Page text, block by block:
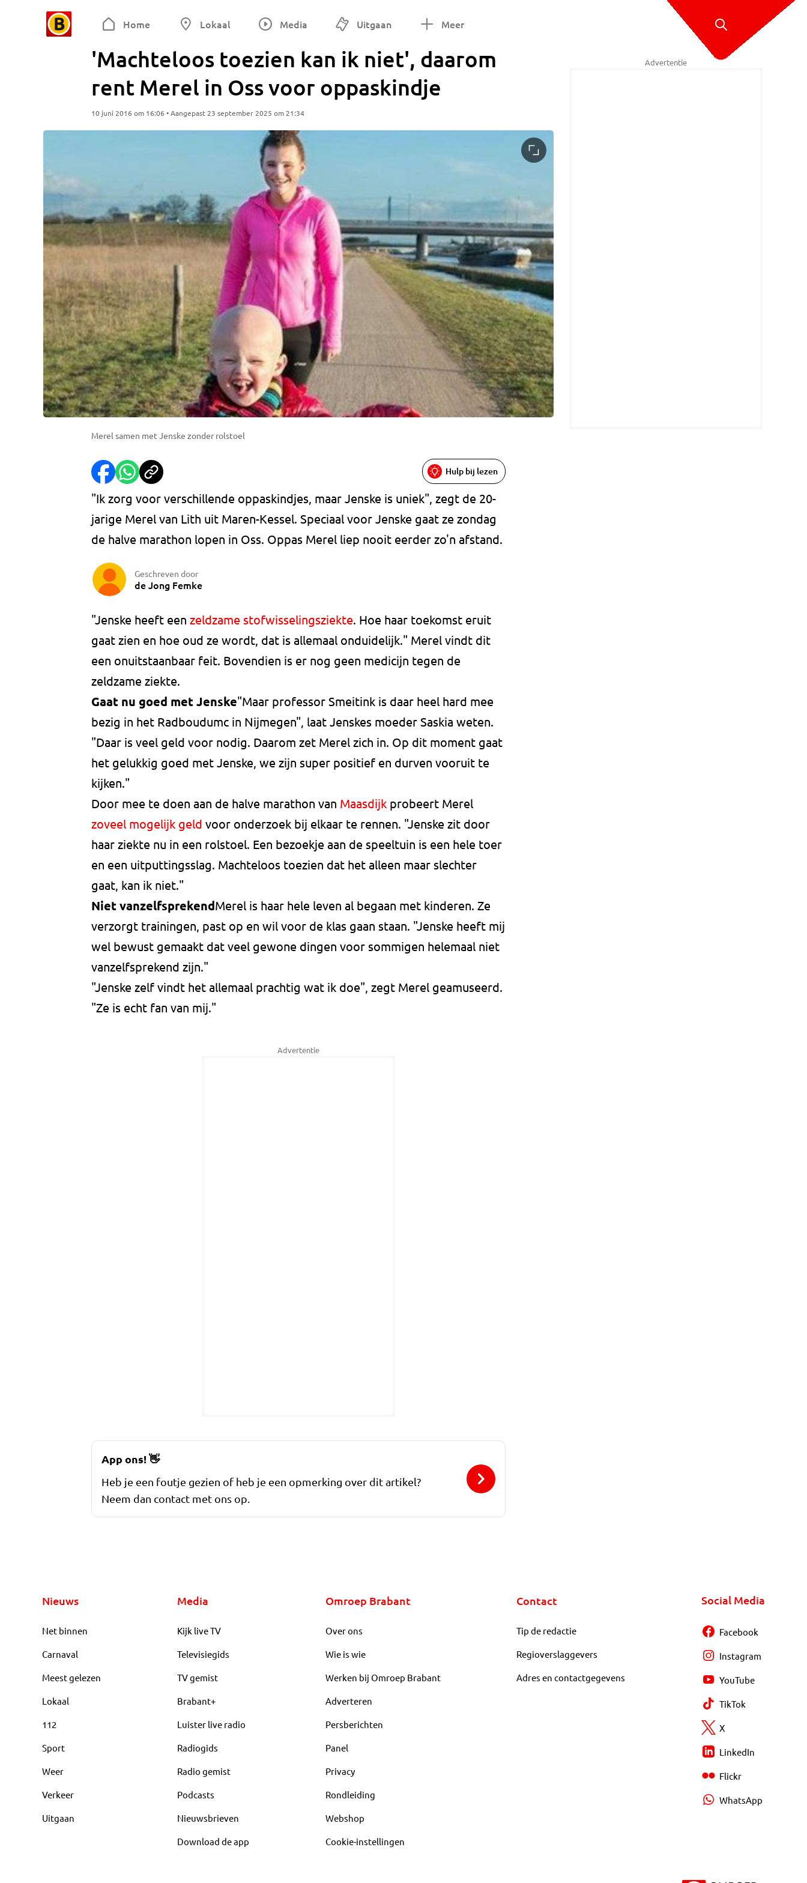
Home Lokaal Media Uitgaan Meer
'Machteloos toezien kan ik niet', daarom
rent Merel in Oss voor oppaskindje
10 juni 2016 om 16:06 • Aangepast 23 september 2025 om 21:34
Merel samen met Jenske zonder rolstoel
Hulp bij lezen
"Ik zorg voor verschillende oppaskindjes, maar Jenske is uniek", zegt de 20-
jarige Merel van Lith uit Maren-Kessel. Speciaal voor Jenske gaat ze zondag
de halve marathon lopen in Oss. Oppas Merel liep nooit eerder zo'n afstand.
Geschreven door
de Jong Femke
"Jenske heeft een zeldzame stofwisselingsziekte. Hoe haar toekomst eruit
gaat zien en hoe oud ze wordt, dat is allemaal onduidelijk." Merel vindt dit
een onuitstaanbaar feit. Bovendien is er nog geen medicijn tegen de
zeldzame ziekte.
Gaat nu goed met Jenske"Maar professor Smeitink is daar heel hard mee
bezig in het Radboudumc in Nijmegen", laat Jenskes moeder Saskia weten.
"Daar is veel geld voor nodig. Daarom zet Merel zich in. Op dit moment gaat
het gelukkig goed met Jenske, we zijn super positief en durven vooruit te
kijken."
Door mee te doen aan de halve marathon van Maasdijk probeert Merel
zoveel mogelijk geld voor onderzoek bij elkaar te rennen. "Jenske zit door
haar ziekte nu in een rolstoel. Een bezoekje aan de speeltuin is een hele toer
en een uitputtingsslag. Machteloos toezien dat het alleen maar slechter
gaat, kan ik niet."
Niet vanzelfsprekendMerel is haar hele leven al begaan met kinderen. Ze
verzorgt trainingen, past op en wil voor de klas gaan staan. "Jenske heeft mij
wel bewust gemaakt dat veel gewone dingen voor sommigen helemaal niet
vanzelfsprekend zijn."
"Jenske zelf vindt het allemaal prachtig wat ik doe", zegt Merel geamuseerd.
"Ze is echt fan van mij."
Advertentie
Advertentie
App ons!👋
Heb je een foutje gezien of heb je een opmerking over dit artikel?
Neem dan contact met ons op.
Nieuws
Net binnen
Carnaval
Meest gelezen
Lokaal
112
Sport
Weer
Verkeer
Uitgaan
Media
Kijk live TV
Televisiegids
TV gemist
Brabant+
Luister live radio
Radiogids
Radio gemist
Podcasts
Nieuwsbrieven
Download de app
Omroep Brabant
Over ons
Wie is wie
Werken bij Omroep Brabant
Adverteren
Persberichten
Panel
Privacy
Rondleiding
Webshop
Cookie-instellingen
Contact
Tip de redactie
Regioverslaggevers
Adres en contactgegevens
Social Media
Facebook
Instagram
YouTube
TikTok
X
LinkedIn
Flickr
WhatsApp